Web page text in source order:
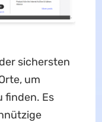
sichersten
um
finden. Es